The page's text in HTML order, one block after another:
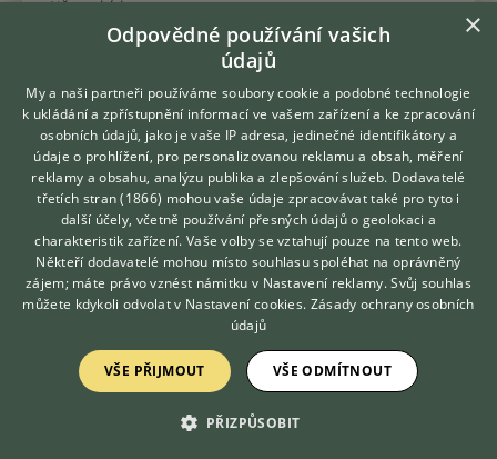
Německý boxer
Německý dlouhosrstý ohař
Německý drátosrstý ohař
Německý honič
Německý krátkosrstý ohař
Německý křepelák
Německý ovčák
Německý pinč
Německý špic malý
Německý špic střední
Německý špic trpasličí
Německý špic velký
Německý špic vlčí
Hledáte zvířecího kamaráda?
Zdarma vám poradí
VETERINÁŘ ONLINE
KONZULTOVAT S
VETERINÁŘEM
×
Odpovědné používání vašich
údajů
My a naši partneři používáme soubory cookie a podobné technologie
k ukládání a zpřístupnění informací ve vašem zařízení a ke zpracování
osobních údajů, jako je vaše IP adresa, jedinečné identifikátory a
údaje o prohlížení, pro personalizovanou reklamu a obsah, měření
reklamy a obsahu, analýzu publika a zlepšování služeb. Dodavatelé
třetích stran (1866) mohou vaše údaje zpracovávat také pro tyto i
další účely, včetně používání přesných údajů o geolokaci a
charakteristik zařízení. Vaše volby se vztahují pouze na tento web.
Někteří dodavatelé mohou místo souhlasu spoléhat na oprávněný
zájem; máte právo vznést námitku v Nastavení reklamy. Svůj souhlas
můžete kdykoli odvolat v Nastavení cookies. Zásady ochrany osobních
údajů
VŠE PŘIJMOUT VŠE ODMÍTNOUT
PŘIZPŮSOBIT